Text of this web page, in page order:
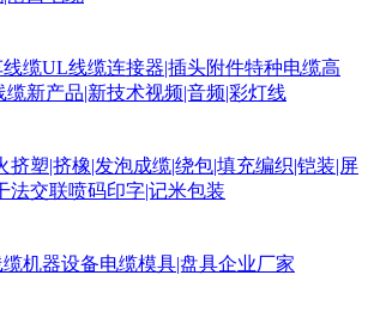
缆UL线缆连接器|插头附件特种电缆高
缆新产品|新技术视频|音频|彩灯线
挤塑|挤橡|发泡成缆|绕包|填充编织|铠装|屏
法交联喷码印字|记米包装
缆机器设备电缆模具|盘具企业厂家